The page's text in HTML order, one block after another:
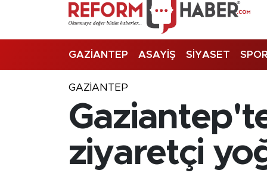
GAZİANTEP ASAYİŞ SİYASET SPOR
GAZIANTEP
ziyaretçi
Trafik Durumu
Süper Lig Puan Durumu ve Fikstür
Son Dakika Haberleri
Haber Arşivi